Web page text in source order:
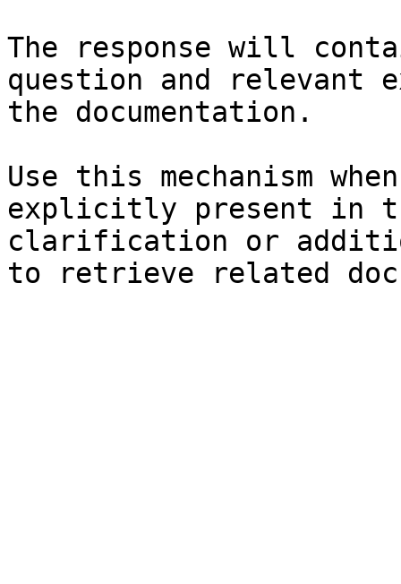
The response will
question and relevant
the documentation.
Use this mechanism
explicitly present in
clarification or